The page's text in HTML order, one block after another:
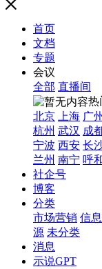
首页
文档
专题
会议
全部 直播间
热
北京
上海 广州
杭州 武汉 成
宁波 西安 长
兰州 南宁 呼
社企号
博客
分类
市场营销 信
源 未分类
消息
示说GPT